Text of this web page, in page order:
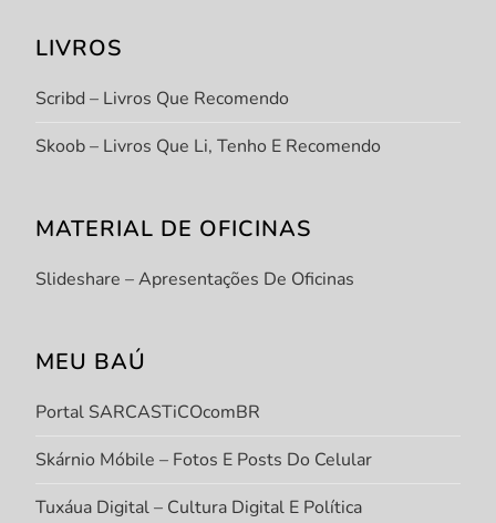
LIVROS
Scribd – Livros Que Recomendo
Skoob – Livros Que Li, Tenho E Recomendo
MATERIAL DE OFICINAS
Slideshare – Apresentações De Oficinas
MEU BAÚ
Portal SARCASTiCOcomBR
Skárnio Móbile – Fotos E Posts Do Celular
Tuxáua Digital – Cultura Digital E Política